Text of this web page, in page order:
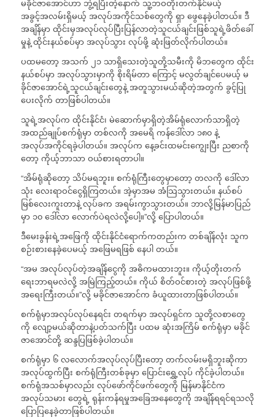
မခိုင်ဇာအောင်ဟာ ဘွဲ့ရပြီးတဲ့နောက် သူ့ဘဝတိုးတက်နိုင်မယ့်
အခွင့်အလမ်းရှိမယ့် အလုပ်အကိုင်သစ်တွေကို ရှာ ဖွေနေခဲ့ပါတယ်။ ဒီ
အချိန်မှာ ထိုင်းမှအလုပ်လုပ်ပြီးပြန်လာတဲ့သူငယ်ချင်းဖြစ်သူရဲ့ဖိတ်ခေါ်
မှုနဲ့ ထိုင်းနယ်စပ်မှာ အလုပ်သွား လုပ်ဖို့ ဆုံးဖြတ်လိုက်ပါတယ်။
ပထမတော့ အသက် ၂၁ သာရှိသေးတဲ့သူတို့သမီးကို မိဘတွေက ထိုင်း
နယ်စပ်မှာ အလုပ်သွားမှာကို စိုးရိမ်တာ ကြောင့် မလွတ်ချင်ပေမယ့် မ
ခိုင်ဇာအောင်ရဲ့သူငယ်ချင်းတွေနဲ့ အတူသွားမယ်ဆိုတဲ့အတွက် ခွင့်ပြု
ပေးလိုက် တာဖြစ်ပါတယ်။
သူရဲ့အလုပ်က ထိုင်းနိုင်ငံ၊ မဲဆောက်မှာရှိတဲ့အိမ်ရုံလောက်သာရှိတဲ့
အထည်ချုပ်စက်ရုံမှာ တစ်လကို အမေရိ ကန်ဒေါ်လာ ၁၈၀ နဲ့
အလုပ်အကိုင်ရခဲ့ပါတယ်။ အလုပ်က နေ့ခင်းထမင်းကျွေးပြီး ညစာကို
တော့ ကိုယ့်ဘာသာ ဝယ်စားရတာပါ။
“အိမ်ရုံဆိုတော့ သိပ်မရဘူး။ စက်ရုံကြီးတွေမှာတော့ တလကို ဒေါ်လာ
သုံး လေးရာဝင်ငွေရှိကြတယ်။ အဲ့မှာအမ အံသြသွားတယ်။ နယ်စပ်
မြစ်လေးကူးတာနဲ့ လုပ်ခက အရမ်းကွာသွားတယ်။ ဘာလို့မြန်မာပြည်
မှာ ၁၀ ဒေါ်လာ လောက်ပဲရလဲလို့ပေါ့။”လို့ ပြောပါတယ်။
ဒီမေးခွန်းရဲ့အဖြေကို ထိုင်းနိုင်ငံရောက်ကတည်းက တစ်ချိန်လုံး သူက
စဉ်းစားနေခဲ့ပေမယ့် အဖြေမရဖြစ် နေပါ တယ်။
“အမ အလုပ်လုပ်တဲ့အချိန်ငွေကို အဓိကမထားဘူး။ ကိုယ့်တိုးတက်
ရေးဘာရမလဲလို့ အမြဲကြည့်တယ်။ ကိုယ် စိတ်ဝင်စားတဲ့ အလုပ်ဖြစ်ဖို့
အရေးကြီးတယ်။”လို့ မခိုင်ဇာအောင်က ခံယူထားတာဖြစ်ပါတယ်။
စက်ရုံမှာအလုပ်လုပ်နေရင်း တရက်မှာ အလုပ်ရှင်က သူတို့လစာတွေ
ကို လျော့မယ်ဆိုတာနဲ့ပတ်သက်ပြီး ပထမ ဆုံးအကြိမ် စက်ရုံမှာ မခိုင်
ဇာအောင်တို့ ဆန္ဒပြဖြစ်ခဲ့ပါတယ်။
စက်ရုံမှာ ၆ လလောက်အလုပ်လုပ်ပြီးတော့ တက်လမ်းမရှိဘူးဆိုကာ
အလုပ်ထွက်ပြီး စက်ရုံကြီးတစ်ခုမှာ ပြောင်းရွှေ့လုပ် ကိုင်ခဲ့ပါတယ်။
စက်ရုံအသစ်မှာလည်း လုပ်ဖော်ကိုင်ဖက်တွေကို မြန်မာနိုင်ငံက
အလုပ်သမား တွေရဲ့ ရုန်းကန်ရမှုအခြေအနေတွေကို အချိန်ရရင်ရသလို
ပြောပြနေခဲ့တာဖြစ်ပါတယ်။